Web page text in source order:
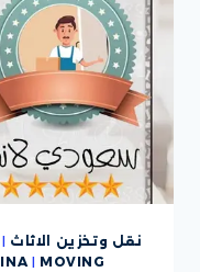
نقل وتخزين الاثاث |
| MOVING